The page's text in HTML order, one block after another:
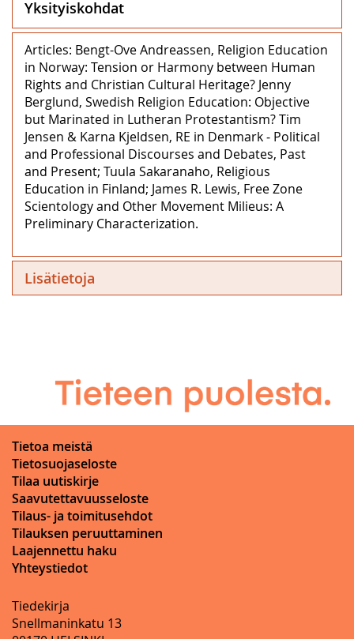
Yksityiskohdat
Articles: Bengt-Ove Andreassen, Religion Education
in Norway: Tension or Harmony between Human
Rights and Christian Cultural Heritage? Jenny
Berglund, Swedish Religion Education: Objective
but Marinated in Lutheran Protestantism? Tim
Jensen & Karna Kjeldsen, RE in Denmark ‒ Political
and Professional Discourses and Debates, Past
and Present; Tuula Sakaranaho, Religious
Education in Finland; James R. Lewis, Free Zone
Scientology and Other Movement Milieus: A
Preliminary Characterization.
Lisätietoja
Tietoa meistä
Tietosuojaseloste
Tilaa uutiskirje
Saavutettavuusseloste
Tilaus- ja toimitusehdot
Tilauksen peruuttaminen
Laajennettu haku
Yhteystiedot
Tiedekirja
Snellmaninkatu 13